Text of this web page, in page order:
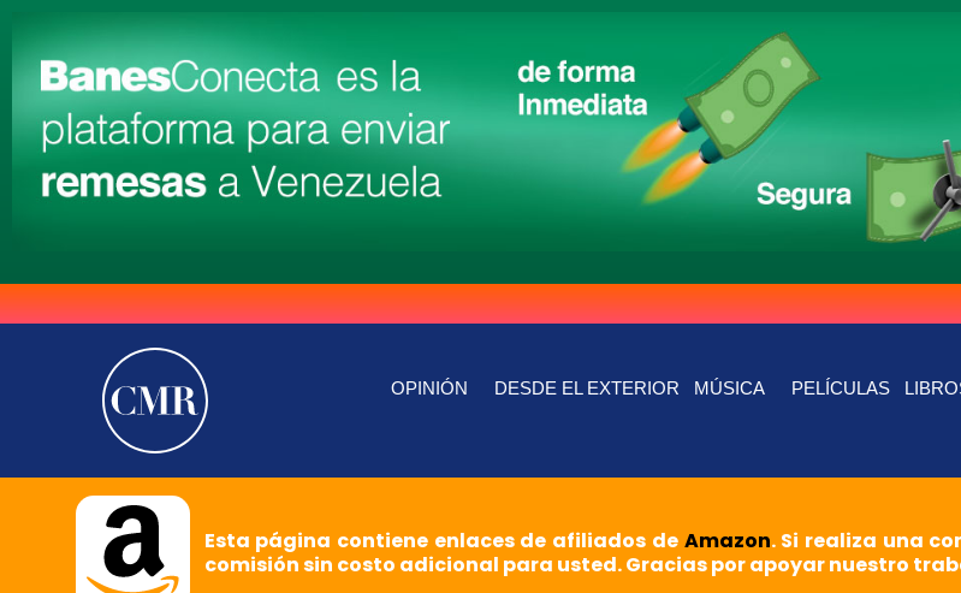
OPINIÓN DESDE EL EXTERIOR MÚSICA PELÍCULAS
Esta página contiene enlaces de afiliados de Amazon. Si realiza una
comisión sin costo adicional para usted. Gracias por apoyar nuestro